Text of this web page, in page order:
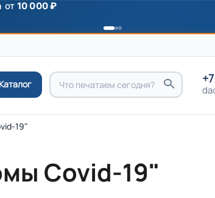
от 10 000 ₽
19"
Covid-19"